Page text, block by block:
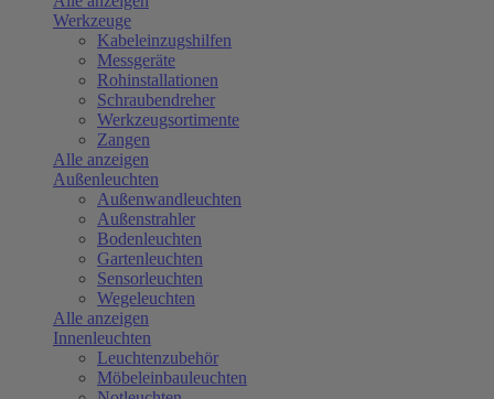
Werkzeuge
Kabeleinzugshilfen
Messgeräte
Rohinstallationen
Schraubendreher
Werkzeugsortimente
Zangen
Alle anzeigen
Außenleuchten
Außenwandleuchten
Außenstrahler
Bodenleuchten
Gartenleuchten
Sensorleuchten
Wegeleuchten
Alle anzeigen
Innenleuchten
Leuchtenzubehör
Möbeleinbauleuchten